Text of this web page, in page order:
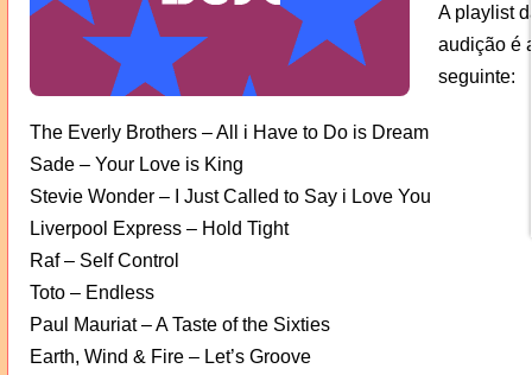
A playlist
audição é
seguinte:
The Everly Brothers – All i Have to Do is Dream
Sade – Your Love is King
Stevie Wonder – I Just Called to Say i Love You
Liverpool Express – Hold Tight
Raf – Self Control
Toto – Endless
Paul Mauriat – A Taste of the Sixties
Earth, Wind & Fire – Let’s Groove